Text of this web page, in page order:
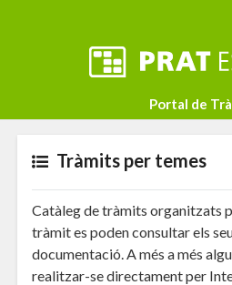
Portal de
Tràmits per temes
Catàleg de tràmits organitzats
tràmit es poden consultar els
documentació. A més a més
realitzar-se directament per